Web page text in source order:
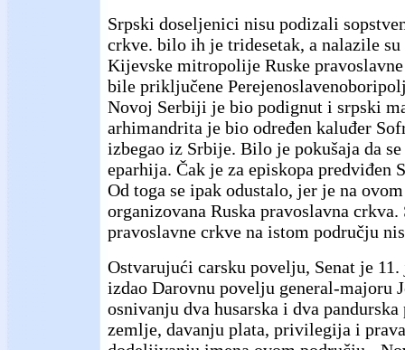
Srpski doseljenici nisu podizali
crkve. bilo ih je tridesetak, a nalazile
Kijevske mitropolije Ruske
bile priključene
Novoj Serbiji je bio podignut i srpski
arhimandrita je bio određen kaluđer
izbegao iz Srbije. Bilo je pokušaja da se
eparhija. Čak je za episkopa predviđen
Od toga se ipak odustalo, jer je na
organizovana Ruska pravoslavna crkva.
pravoslavne crkve na istom području
Ostvarujući carsku povelju, Senat je 11.
izdao Darovnu povelju general-majoru
osnivanju dva husarska i dva
zemlje, davanju plata, privilegija i